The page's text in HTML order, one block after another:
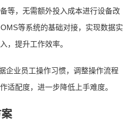
等，无需额外投入成本进行设备改
等系统的基础对接，实现数据实
，提升工作效率。
企业员工操作习惯，调整操作流程
适配度，进一步降低上手难度。